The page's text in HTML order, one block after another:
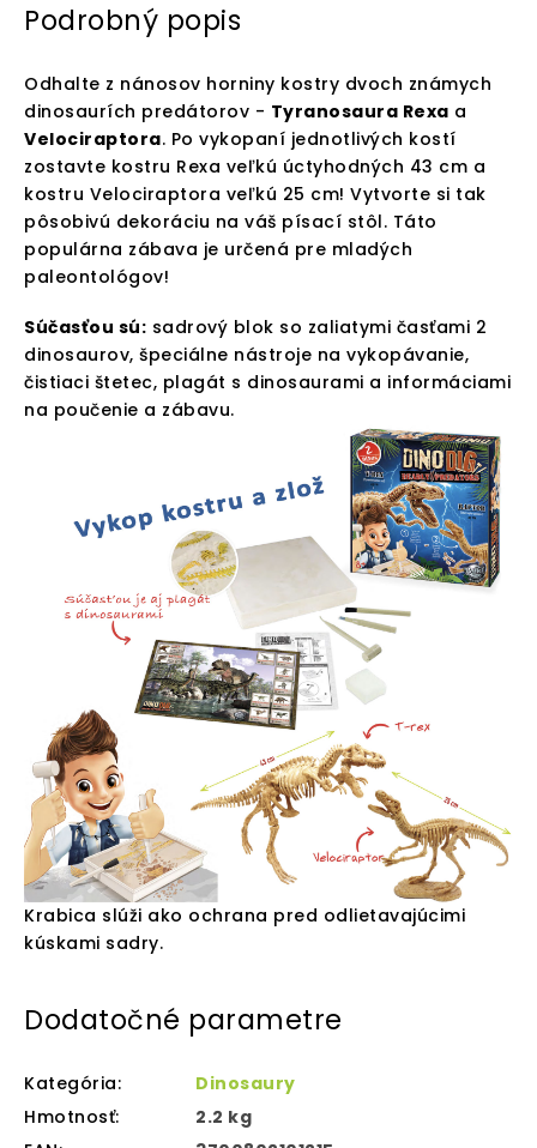
Podrobný popis
Odhalte z nánosov horniny kostry dvoch známych
dinosaurích predátorov - Tyranosaura Rexa a
Velociraptora. Po vykopaní jednotlivých kostí
zostavte kostru Rexa veľkú úctyhodných 43 cm a
kostru Velociraptora veľkú 25 cm! Vytvorte si tak
pôsobivú dekoráciu na váš písací stôl. Táto
populárna zábava je určená pre mladých
paleontológov!
Súčasťou sú: sadrový blok so zaliatymi časťami 2
dinosaurov, špeciálne nástroje na vykopávanie,
čistiaci štetec, plagát s dinosaurami a informáciami
na poučenie a zábavu.
Krabica slúži ako ochrana pred odlietavajúcimi
kúskami sadry.
Dodatočné parametre
Kategória:
Dinosaury
Hmotnosť:
2.2 kg